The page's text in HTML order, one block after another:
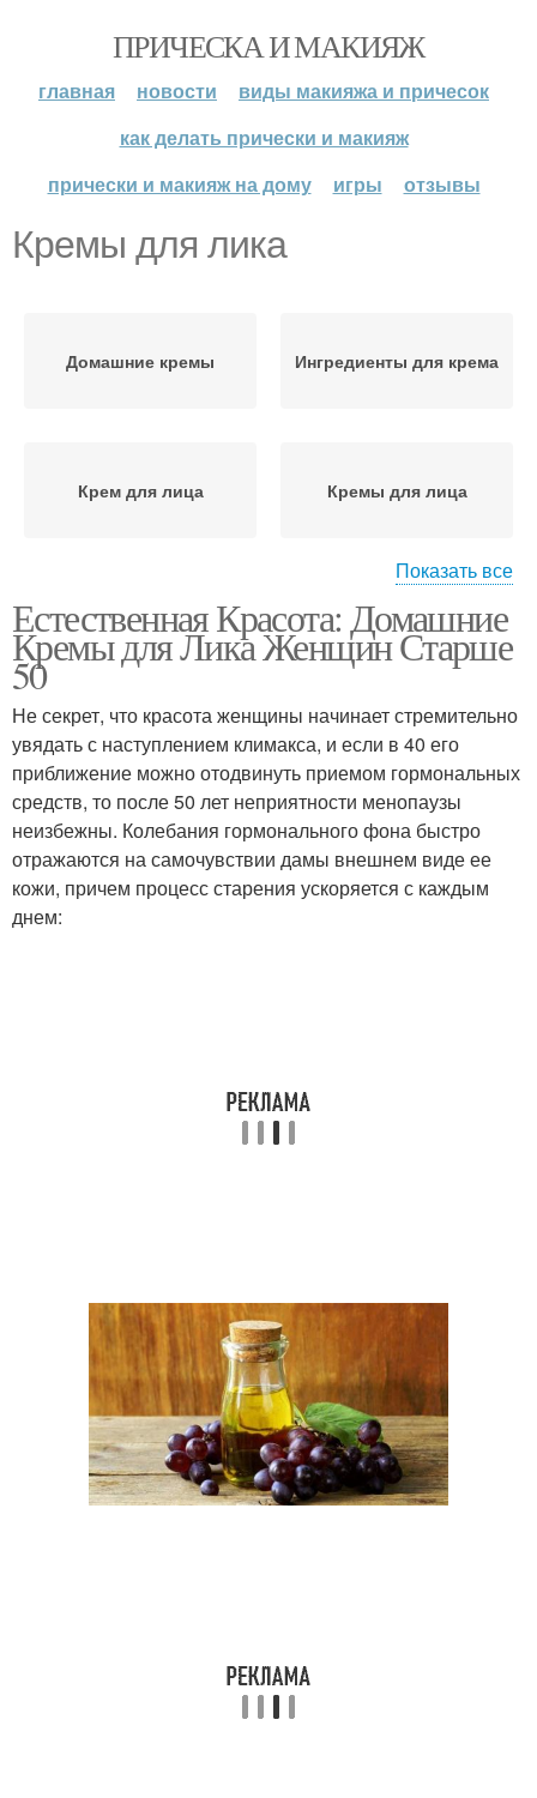
ПРИЧЕСКА И МАКИЯЖ
главная новости
виды макияжа и причесок
как делать прически и макияж
прически и макияж на дому
игры отзывы
Кремы для лика
Домашние кремы Ингредиенты для крема
Крем для лица Кремы для лица
Крем в зависимости
Кремы по массажным
линиям
Крем для области
Антицеллюлитные
кремы
Показать все
Естественная Красота: Домашние
Кремы для Лика Женщин Старше
50
Не секрет, что красота женщины начинает стремительно
увядать с наступлением климакса, и если в 40 его
приближение можно отодвинуть приемом гормональных
средств, то после 50 лет неприятности менопаузы
неизбежны. Колебания гормонального фона быстро
отражаются на самочувствии дамы внешнем виде ее
кожи, причем процесс старения ускоряется с каждым
днем: